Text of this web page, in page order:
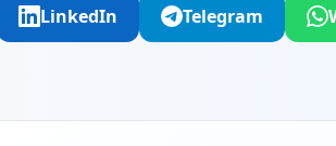
LinkedIn Telegram